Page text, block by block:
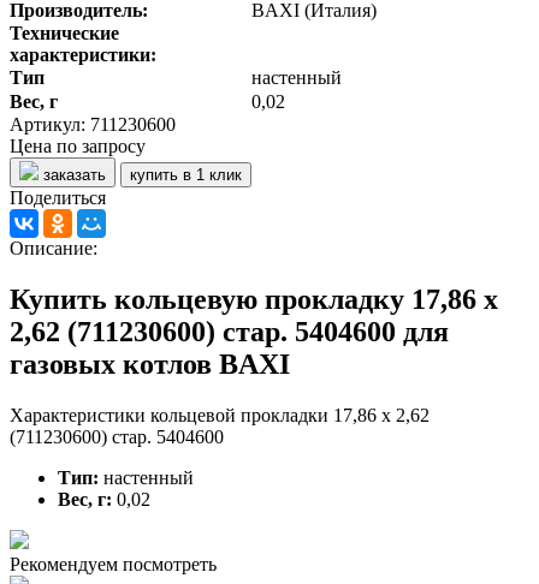
Производитель:
BAXI (Италия)
Технические
характеристики:
Тип
настенный
Вес, г
0,02
Артикул: 711230600
Цена по запросу
заказать купить в 1 клик
Поделиться
Описание:
Купить кольцевую прокладку 17,86 х
2,62 (711230600) стар. 5404600 для
газовых котлов BAXI
Характеристики кольцевой прокладки 17,86 х 2,62
(711230600) стар. 5404600
Тип: настенный
Вес, г: 0,02
Рекомендуем посмотреть